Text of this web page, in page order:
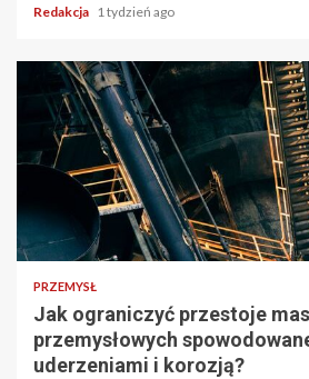
Redakcja 1 tydzień ago
PRZEMYSŁ
Jak ograniczyć przestoje
przemysłowych
uderzeniami i korozją?